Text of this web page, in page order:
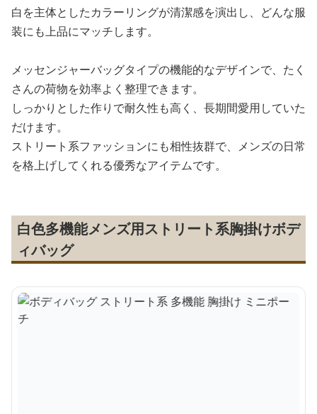
白を主体としたカラーリングが清潔感を演出し、どんな服
装にも上品にマッチします。
メッセンジャーバッグタイプの機能的なデザインで、たく
さんの荷物を効率よく整理できます。
しっかりとした作りで耐久性も高く、長期間愛用していた
だけます。
ストリート系ファッションにも相性抜群で、メンズの日常
を格上げしてくれる優秀なアイテムです。
白色多機能メンズ用ストリート系胸掛けボデ
ィバッグ